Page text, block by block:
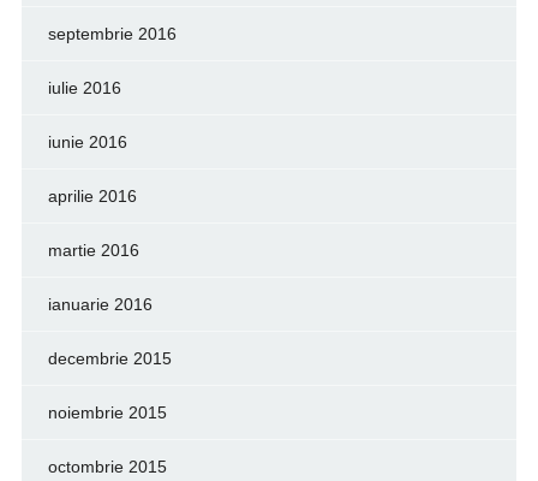
septembrie 2016
iulie 2016
iunie 2016
aprilie 2016
martie 2016
ianuarie 2016
decembrie 2015
noiembrie 2015
octombrie 2015